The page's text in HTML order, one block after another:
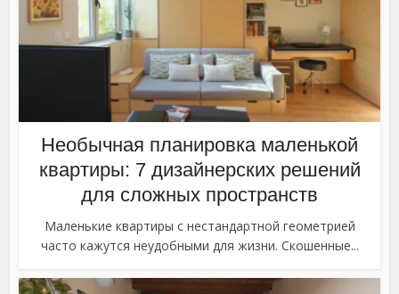
Необычная планировка маленькой
квартиры: 7 дизайнерских решений
для сложных пространств
Маленькие квартиры с нестандартной геометрией
часто кажутся неудобными для жизни. Скошенные...